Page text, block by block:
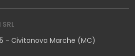
- Civitanova Marche (MC)